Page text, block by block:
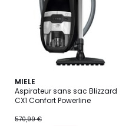
MIELE
Aspirateur sans sac Blizzard
CX1 Confort Powerline
570,99 €
5
/
5